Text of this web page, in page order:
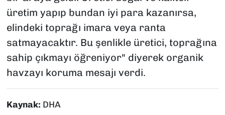
üretim yapıp bundan iyi para kazanırsa,
elindeki toprağı imara veya ranta
satmayacaktır. Bu şenlikle üretici, toprağına
sahip çıkmayı öğreniyor" diyerek organik
havzayı koruma mesajı verdi.
Kaynak: DHA